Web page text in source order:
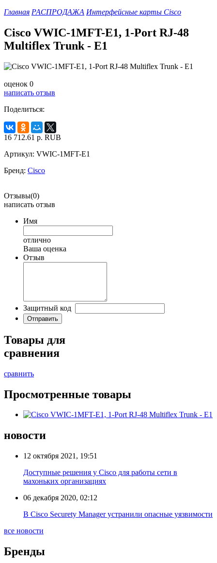
Главная РАСПРОДАЖА Интерфейсные карты Cisco
Cisco VWIC-1MFT-E1, 1-Port RJ-48
Multiflex Trunk - E1
оценок 0
написать отзыв
Поделиться:
16 712.61 р. RUB
Артикул: VWIC-1MFT-E1
Бренд: Cisco
Отзывы(0)
написать отзыв
Имя
отлично
Ваша оценка
Отзыв
Защитный код
Товары для
сравнения
сравнить
Просмотренные товары
новости
12 октября 2021, 19:51
Доступные решения у Cisco для работы сети в
махоньких организациях
06 декабря 2020, 02:12
В Cisco Securety Manager устранили опасные уязвимости
все новости
Бренды